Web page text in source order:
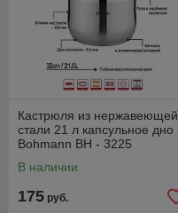
Кастрюля из нержавеющей
стали 21 л капсульное дно
Bohmann BH - 3225
В наличии
175 руб.